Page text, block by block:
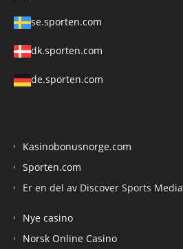
se.sporten.com
dk.sporten.com
de.sporten.com
Kasinobonusnorge.com
Sporten.com
Er en del av Discover Sports Media
Nye casino
Norsk Online Casino